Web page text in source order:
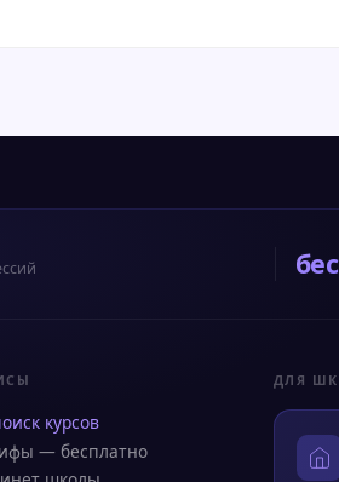
курсов
— бесплатно
ДЛЯ